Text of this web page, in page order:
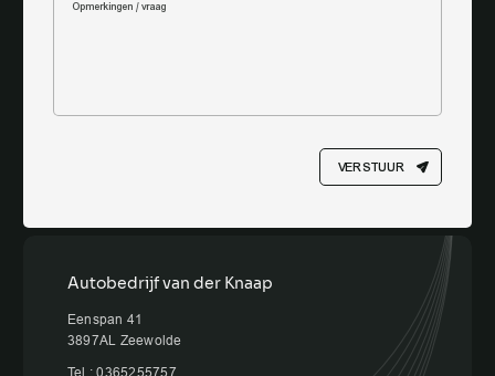
VERSTUUR
Autobedrijf van der Knaap
Eenspan 41
3897AL Zeewolde
Tel.: 0365255757